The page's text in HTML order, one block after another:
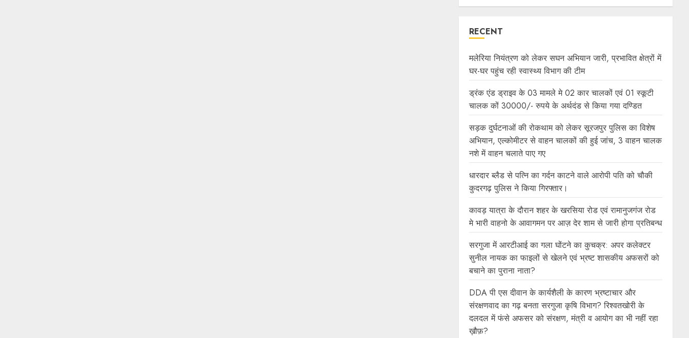
RECENT
मलेरिया नियंत्रण को लेकर सघन अभियान जारी, प्रभावित क्षेत्रों में
घर-घर पहुंच रही स्वास्थ्य विभाग की टीम
ड्रंक एंड ड्राइव के 03 मामले मे 02 कार चालकों एवं 01 स्कूटी
चालक कों 30000/- रुपये के अर्थदंड से किया गया दण्डित
सड़क दुर्घटनाओं की रोकथाम को लेकर सूरजपुर पुलिस का विशेष
अभियान, एल्कोमीटर से वाहन चालकों की हुई जांच, 3 वाहन चालक
नशे में वाहन चलाते पाए गए
धारदार ब्लैड से पत्नि का गर्दन काटने वाले आरोपी पति को चौकी
कुदरगढ़ पुलिस ने किया गिरफ्तार।
कावड़ यात्रा के दौरान शहर के खरसिया रोड एवं रामानुजगंज रोड
मे भारी वाहनो के आवागमन पर आज़ देर शाम से जारी होगा प्रतिबन्ध
सरगुजा में आरटीआई का गला घोंटने का कुचक्र: अपर कलेक्टर
सुनील नायक का फाइलों से खेलने एवं भ्रष्ट शासकीय अफसरों को
बचाने का पुराना नाता?
DDA पी एस दीवान के कार्यशैली के कारण भ्रष्टाचार और
संरक्षणवाद का गढ़ बनता सरगुजा कृषि विभाग? रिश्वतखोरी के
दलदल में फंसे अफसर को संरक्षण, मंत्री व आयोग का भी नहीं रहा
ख़ौफ़?